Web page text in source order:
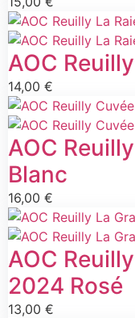
AOC
14,00 €
AOC
Blanc
16,00 €
AOC
2024 Rosé
13,00 €